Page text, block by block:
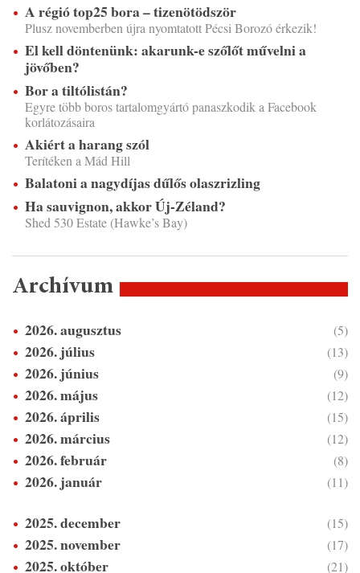
A régió top25 bora – tizenötödször
Plusz novemberben újra nyomtatott Pécsi Borozó érkezik!
El kell döntenünk: akarunk-e szőlőt művelni a
jövőben?
Bor a tiltólistán?
Egyre több boros tartalomgyártó panaszkodik a Facebook
korlátozásaira
Akiért a harang szól
Terítéken a Mád Hill
Balatoni a nagydíjas dűlős olaszrizling
Ha sauvignon, akkor Új-Zéland?
Shed 530 Estate (Hawke’s Bay)
Archívum
2026. augusztus (5)
2026. július (13)
2026. június (9)
2026. május (12)
2026. április (15)
2026. március (12)
2026. február (8)
2026. január (11)
2025. december (15)
2025. november (17)
2025. október (21)